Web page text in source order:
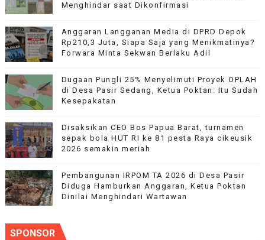
Menghindar saat Dikonfirmasi
Anggaran Langganan Media di DPRD Depok
Rp210,3 Juta, Siapa Saja yang Menikmatinya?
Forwara Minta Sekwan Berlaku Adil
Dugaan Pungli 25% Menyelimuti Proyek OPLAH
di Desa Pasir Sedang, Ketua Poktan: Itu Sudah
Kesepakatan
Disaksikan CEO Bos Papua Barat, turnamen
sepak bola HUT RI ke 81 pesta Raya cikeusik
2026 semakin meriah
Pembangunan IRPOM TA 2026 di Desa Pasir
Diduga Hamburkan Anggaran, Ketua Poktan
Dinilai Menghindari Wartawan
SPONSOR